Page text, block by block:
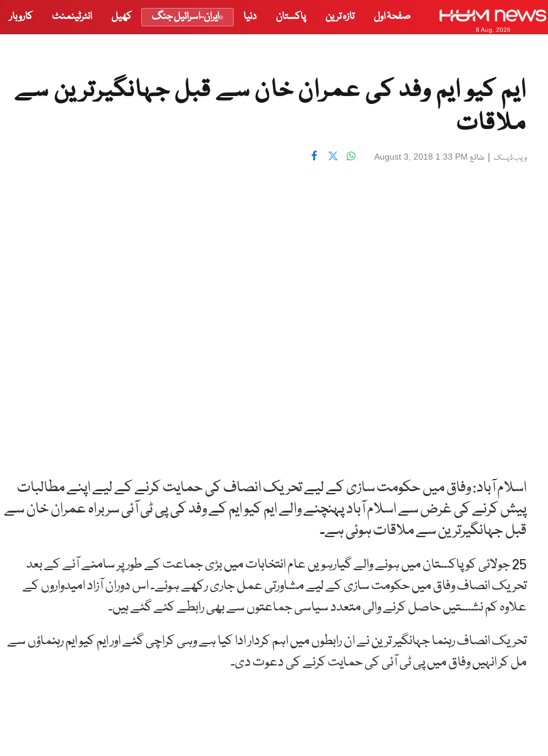
8 Aug, 2026
صفحۂ اول تازہ ترین پاکستان دنیا ایران-اسرائیل جنگ کھیل انٹرٹینمنٹ کاروبار
ایم کیو ایم وفد کی عمران خان سے قبل جہانگیرترین سے
ملاقات
ویب ڈیسک | شائع August 3, 2018 1:33 PM
اسلام آباد: وفاق میں حکومت سازی کے لیے تحریک انصاف کی حمایت کرنے کے لیے اپنے مطالبات
پیش کرنے کی غرض سے اسلام آباد پہنچنے والے ایم کیو ایم کے وفد کی پی ٹی آئی سربراہ عمران خان سے
قبل جہانگیرترین سے ملاقات ہوئی ہے۔
25 جولائی کو پاکستان میں ہونے والے گیارہویں عام انتخابات میں بڑی جماعت کے طور پر سامنے آنے کے بعد
تحریک انصاف وفاق میں حکومت سازی کے لیے مشاورتی عمل جاری رکھے ہوئے۔ اس دوران آزاد امیدواروں کے
علاوہ کم نشستیں حاصل کرنے والی متعدد سیاسی جماعتوں سے بھی رابطے کئے گئے ہیں۔
تحریک انصاف رہنما جہانگیر ترین نے ان رابطوں میں اہم کردار ادا کیا ہے وہی کراچی گئے اور ایم کیو ایم رہنماؤں سے
مل کر انہیں وفاق میں پی ٹی آئی کی حمایت کرنے کی دعوت دی۔